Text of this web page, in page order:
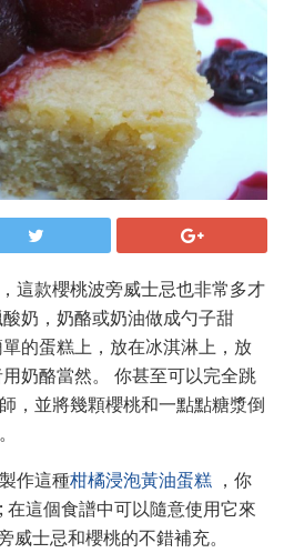
這款櫻桃波旁威士忌也非常多才
奶，奶酪或奶油做成勺子甜
的蛋糕上，放在冰淇淋上，放
用奶酪當然。 你甚至可以完全跳
，並將幾顆櫻桃和一點點糖漿倒
作這種柑橘浸泡黃油蛋糕 ，你
這個食譜中可以隨意使用它來
威士忌和櫻桃的不錯補充。